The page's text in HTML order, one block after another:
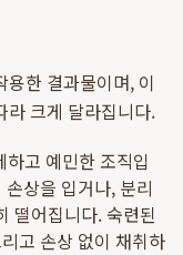
한 결과물이며, 이
라 크게 달라집니다.
고 예민한 조직입
상을 입거나, 분리
떨어집니다. 숙련된
고 손상 없이 채취하